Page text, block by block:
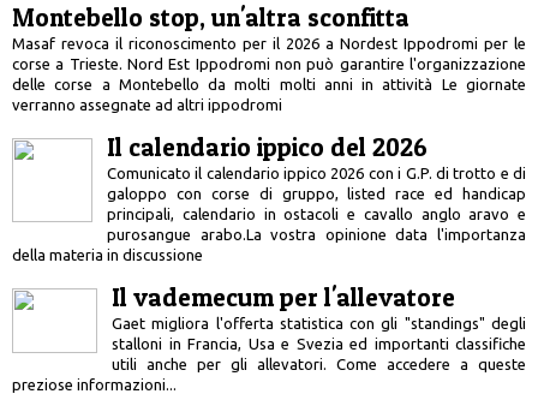
Montebello stop, un'altra sconfitta
Masaf revoca il riconoscimento per il 2026 a Nordest Ippodromi per le
corse a Trieste. Nord Est Ippodromi non può garantire l'organizzazione
delle corse a Montebello da molti molti anni in attività Le giornate
verranno assegnate ad altri ippodromi
Il calendario ippico del 2026
Comunicato il calendario ippico 2026 con i G.P. di trotto e di
galoppo con corse di gruppo, listed race ed handicap
principali, calendario in ostacoli e cavallo anglo aravo e
purosangue arabo.La vostra opinione data l'importanza
della materia in discussione
Il vademecum per l'allevatore
Gaet migliora l'offerta statistica con gli "standings" degli
stalloni in Francia, Usa e Svezia ed importanti classifiche
utili anche per gli allevatori. Come accedere a queste
preziose informazioni...